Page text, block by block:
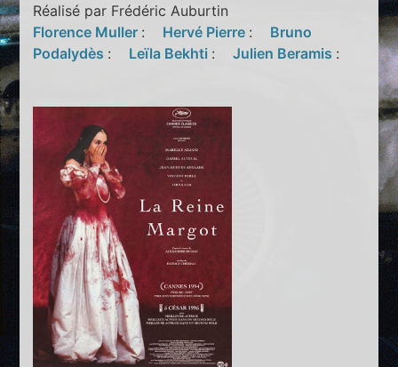
Réalisé par Frédéric Auburtin
Florence Muller : Hervé Pierre : Bruno
Podalydès : Leïla Bekhti :Julien Beramis :